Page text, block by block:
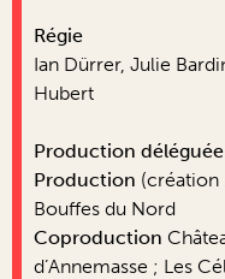
Régie
Ian Dürrer, Julie
Hubert
Production déléguée
Production (création
Bouffes du Nord
Coproduction
d’Annemasse ; Les